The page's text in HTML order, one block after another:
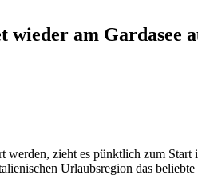
wieder am Gardasee
werden, zieht es pünktlich zum
Urlaubsregion das beliebte